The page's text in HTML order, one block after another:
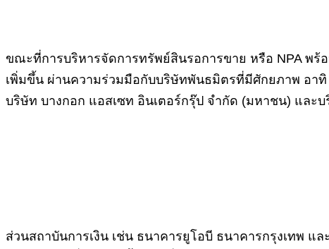
ขณะที่การบริหารจัดการทรัพย์สินรอการขาย หรือ NPA พร้
เพิ่มขึ้น ผ่านความร่วมมือกับบริษัทพันธมิตรที่มีศักยภาพ อา
บริษัท บางกอก แอสเซท อินเตอร์กรุ๊ป จำกัด (มหาชน) และ
ส่วนสถาบันการเงิน เช่น ธนาคารยูโอบี ธนาคารกรุงเทพ แ